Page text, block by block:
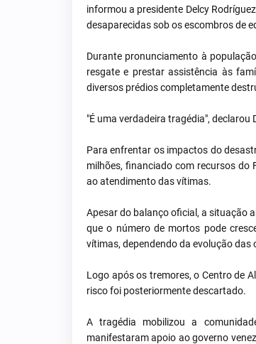
informou a presidente Delcy
desaparecidas sob os escombros de
Durante pronunciamento à
resgate e prestar assistência às
diversos prédios completamente
"É uma verdadeira tragédia",
Para enfrentar os impactos do
milhões, financiado com recursos
ao atendimento das vítimas.
Apesar do balanço oficial, a situação
que o número de mortos pode
vítimas, dependendo da evolução das
Logo após os tremores, o Centro de
risco foi posteriormente descartado.
A tragédia mobilizou a
manifestaram apoio ao governo